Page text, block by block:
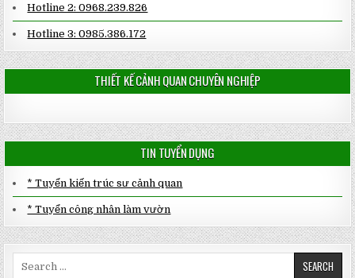
Hotline 2: 0968.239.826
Hotline 3: 0985.386.172
THIẾT KẾ CẢNH QUAN CHUYÊN NGHIỆP
TIN TUYỂN DỤNG
* Tuyển kiến trúc sư cảnh quan
* Tuyển công nhân làm vườn